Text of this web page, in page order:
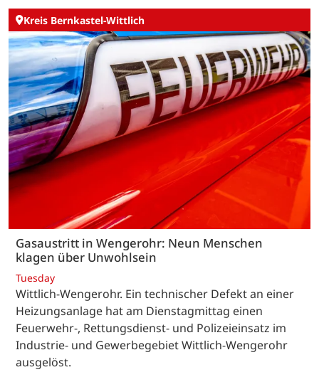
Kreis Bernkastel-Wittlich
Gasaustritt in Wengerohr: Neun Menschen
klagen über Unwohlsein
Tuesday
Wittlich-Wengerohr. Ein technischer Defekt an einer
Heizungsanlage hat am Dienstagmittag einen
Feuerwehr-, Rettungsdienst- und Polizeieinsatz im
Industrie- und Gewerbegebiet Wittlich-Wengerohr
ausgelöst.